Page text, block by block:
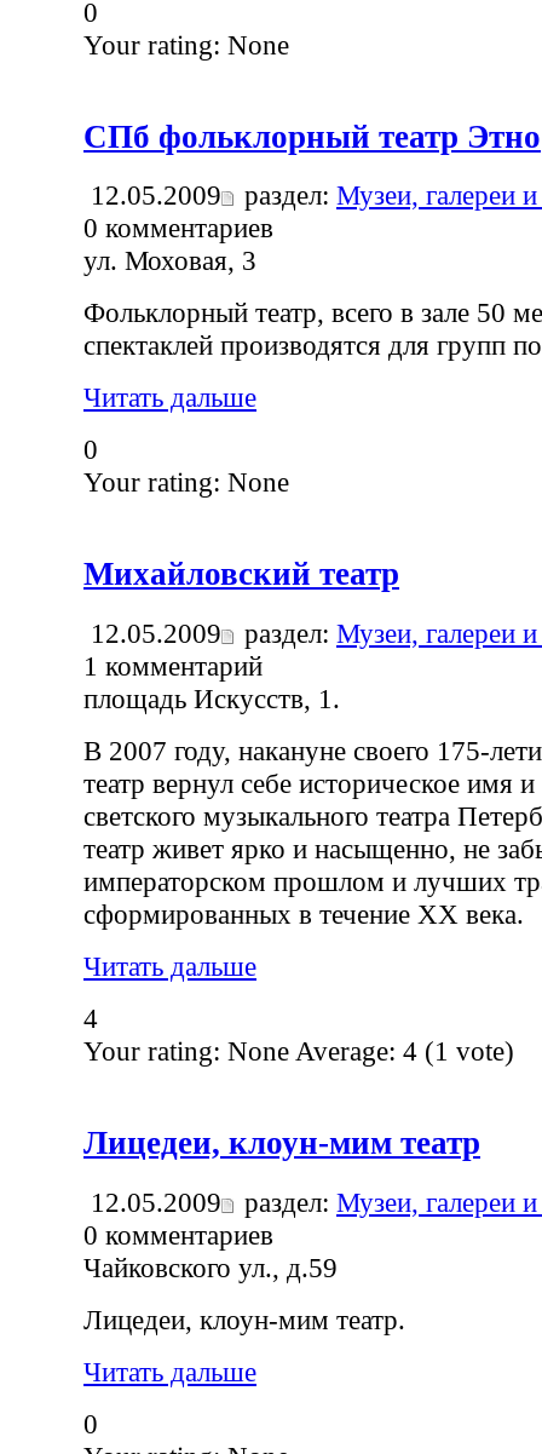
0
Your rating: None
СПб фольклорный театр Этно
12.05.2009 раздел: Музеи, галереи
0 комментариев
ул. Моховая, 3
Фольклорный театр, всего в зале 50
спектаклей производятся для групп
Читать дальше
0
Your rating: None
Михайловский театр
12.05.2009 раздел: Музеи, галереи
1 комментарий
площадь Искусств, 1.
В 2007 году, накануне своего 175-
театр вернул себе историческое имя
светского музыкального театра
театр живет ярко и насыщенно, не
императорском прошлом и лучших
сформированных в течение XX века.
Читать дальше
4
Your rating: NoneAverage: 4 (1 vote)
Лицедеи, клоун-мим театр
12.05.2009 раздел: Музеи, галереи
0 комментариев
Чайковского ул., д.59
Лицедеи, клоун-мим театр.
Читать дальше
0